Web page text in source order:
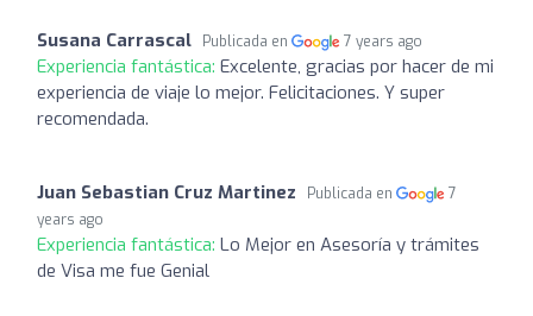
Susana Carrascal Publicada en 7 years ago
Experiencia fantástica: Excelente, gracias por hacer de mi
experiencia de viaje lo mejor. Felicitaciones. Y super
recomendada.
Juan Sebastian Cruz Martinez Publicada en
7
years ago
Experiencia fantástica: Lo Mejor en Asesoría y trámites
de Visa me fue Genial